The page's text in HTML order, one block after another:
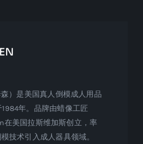
森）是美国真人倒模成人用品
年。品牌由蜡像工匠
在美国拉斯维加斯创立，率
模技术引入成人器具领域。